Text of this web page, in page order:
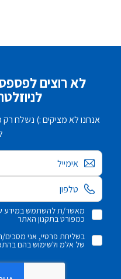
לא רוצים
אנחנו לא מציקים :) נשלח
אימייל
מאשר/ת להשתמש במידע
כמפורט בתקנון האתר
בשליחת פרטיי, אני
של אלמ ולשימוש בהם